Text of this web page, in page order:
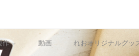
作 動画 れおオリジナルグッ